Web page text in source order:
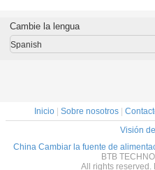
350W 360W
400W 500W
alimentación de
litecoin
Cambie la lengua
Spanish
Inicio| Sobre nosotros|
Visión
China Cambiar la fuente de
BTB
All rights reserved.